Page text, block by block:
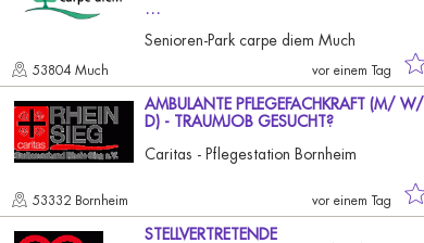
…
Senioren-Park carpe diem Much
53804 Much vor einem Tag
AMBULANTE PFLEGEFACHKRAFT (M/ W/
D) - TRAUMJOB GESUCHT?
Caritas - Pflegestation Bornheim
53332 Bornheim vor einem Tag
STELLVERTRETENDE